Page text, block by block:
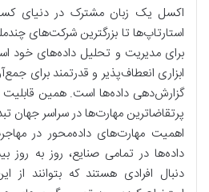
اکسل یک زبان مشترک در دنیای
استارتاپ‌ها تا بزرگترین شرکت‌های
برای مدیریت و تحلیل داده‌های خود
ابزاری انعطاف‌پذیر و قدرتمند برای
گزارش‌دهی داده‌ها است. همین قابلیت
پرتقاضاترین مهارت‌ها در سراسر جهان
اهمیت مهارت‌های داده‌محور در
داده‌ها در تمامی صنایع، روز به روز
دنبال افرادی هستند که بتوانند از